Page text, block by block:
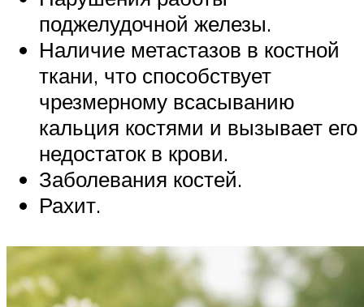
поджелудочной железы.
Наличие метастазов в костной
ткани, что способствует
чрезмерному всасыванию
кальция костями и вызывает его
недостаток в крови.
Заболевания костей.
Рахит.